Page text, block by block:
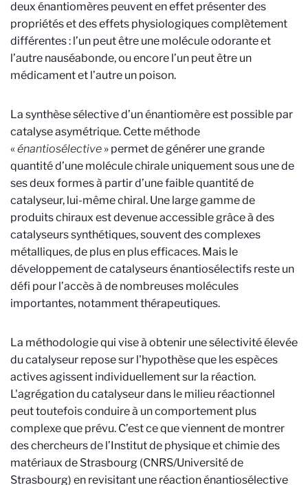
deux énantiomères peuvent en effet présenter des
propriétés et des effets physiologiques complètement
différentes : l’un peut être une molécule odorante et
l’autre nauséabonde, ou encore l’un peut être un
médicament et l’autre un poison.
La synthèse sélective d’un énantiomère est possible par
catalyse asymétrique. Cette méthode
«énantiosélective » permet de générer une grande
quantité d’une molécule chirale uniquement sous une de
ses deux formes à partir d’une faible quantité de
catalyseur, lui-même chiral. Une large gamme de
produits chiraux est devenue accessible grâce à des
catalyseurs synthétiques, souvent des complexes
métalliques, de plus en plus efficaces. Mais le
développement de catalyseurs énantiosélectifs reste un
défi pour l’accès à de nombreuses molécules
importantes, notamment thérapeutiques.
La méthodologie qui vise à obtenir une sélectivité élevée
du catalyseur repose sur l'hypothèse que les espèces
actives agissent individuellement sur la réaction.
L'agrégation du catalyseur dans le milieu réactionnel
peut toutefois conduire à un comportement plus
complexe que prévu. C’est ce que viennent de montrer
des chercheurs de l’Institut de physique et chimie des
matériaux de Strasbourg (CNRS/Université de
Strasbourg) en revisitant une réaction énantiosélective